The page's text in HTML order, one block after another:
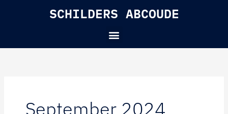
SCHILDERS ABCOUDE
Menu
September 2024